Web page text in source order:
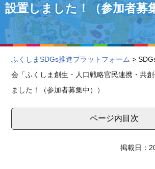
設置しました！（参加者募
ふくしまSDGs推進プラットフォーム >
会「ふくしま創生・人口戦略官民連携・共
ました！（参加者募集中））
ページ内目次
掲載日：